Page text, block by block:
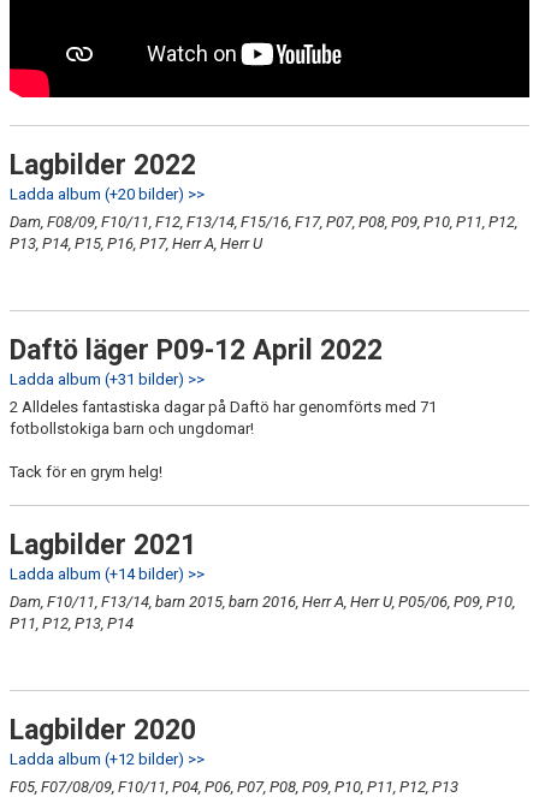
Lagbilder 2022
Ladda album (+20 bilder) >>
Dam, F08/09, F10/11, F12, F13/14, F15/16, F17, P07, P08, P09, P10, P11, P12,
P13, P14, P15, P16, P17, Herr A, Herr U
Daftö läger P09-12 April 2022
Ladda album (+31 bilder) >>
2 Alldeles fantastiska dagar på Daftö har genomförts med 71
fotbollstokiga barn och ungdomar!
Tack för en grym helg!
Lagbilder 2021
Ladda album (+14 bilder) >>
Dam, F10/11, F13/14, barn 2015, barn 2016, Herr A, Herr U, P05/06, P09, P10,
P11, P12, P13, P14
Lagbilder 2020
Ladda album (+12 bilder) >>
F05, F07/08/09, F10/11, P04, P06, P07, P08, P09, P10, P11, P12, P13